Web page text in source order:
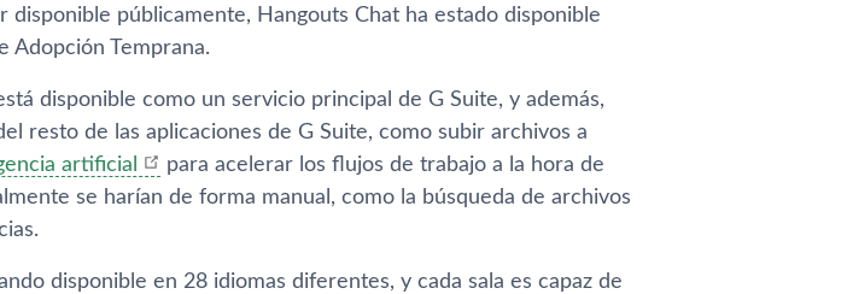
públicamente, Hangouts Chat ha estado disponible
Adopción Temprana.
disponible como un servicio principal de G Suite, y además,
resto de las aplicaciones de G Suite, como subir archivos a
artificial
para acelerar los flujos de trabajo a la hora de
se harí­an de forma manual, como la búsqueda de archivos
disponible en 28 idiomas diferentes, y cada sala es capaz de